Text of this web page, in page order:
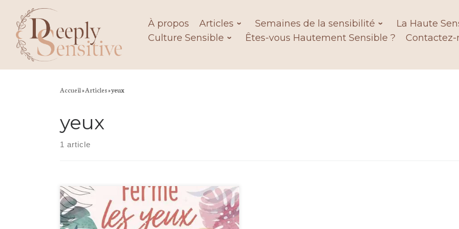
content
À propos Articles Semaines de la sensibilité
La Haute
Culture Sensible
Êtes-vous Hautement Sensible ? Contactez-
Accueil»Articles»yeux
yeux
1 article